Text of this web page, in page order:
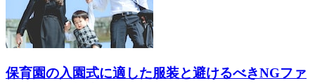
保育園の入園式に適した服装と避けるべきNGファ